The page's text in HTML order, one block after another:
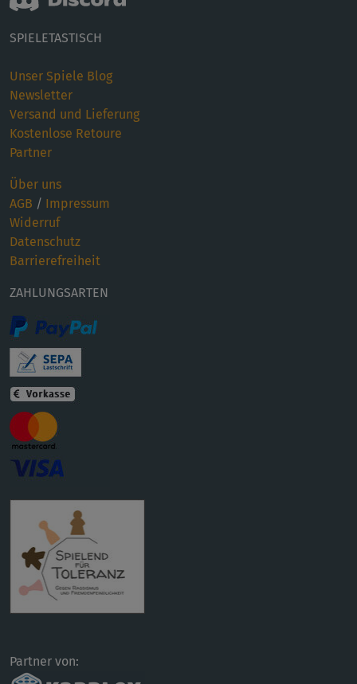
SPIELETASTISCH
Unser Spiele Blog
Newsletter
Versand und Lieferung
Kostenlose Retoure
Partner
Über uns
AGB / Impressum
Widerruf
Datenschutz
Barrierefreiheit
ZAHLUNGSARTEN
Partner von: